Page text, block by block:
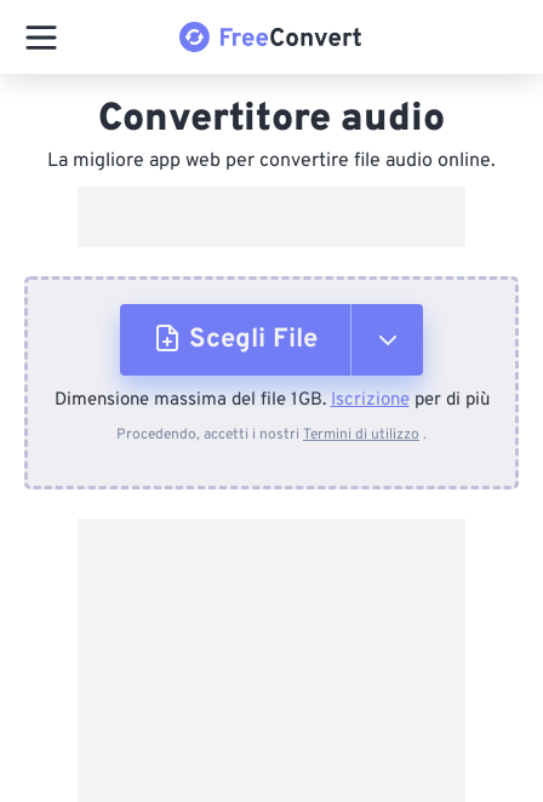
Convertitore audio
La migliore app web per convertire file audio online.
Scegli File
Dal dispositivo
Dimensione massima del file 1GB.Iscrizioneper di più
Procedendo, accetti i nostri Termini di utilizzo .